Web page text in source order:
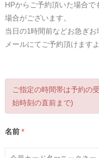
HPからご予約頂いた場合
場合がございます。
当日の1時間前などお急ぎ
メールにてご予約頂けます
ご指定の時間帯は予約の
始時刻の直前まで)
名前 *